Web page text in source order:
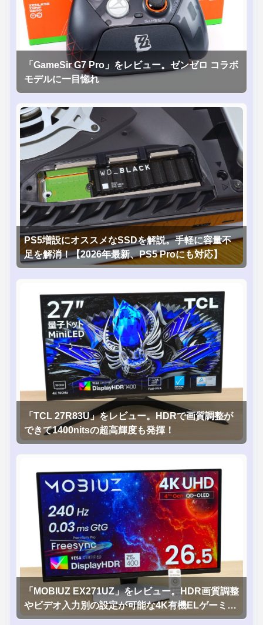
「GameSir G7 Pro」をレビュー。ゼンゼロ コラボ
モデルに一目惚れ
PS5増設にオススメなSSDを解説。手軽に容量不
足を解消！【2026年最新、PS5 Proにも対応】
「TCL 27R83U」をレビュー。HDRで画質調整が
できて1400nitsの超高輝度も発揮！
「MOBIUZ EX271UZ」をレビュー。HDR画質調整
やビデオ入力別の設定が可能な4K有機ELゲーミン
グモニタを徹底検証